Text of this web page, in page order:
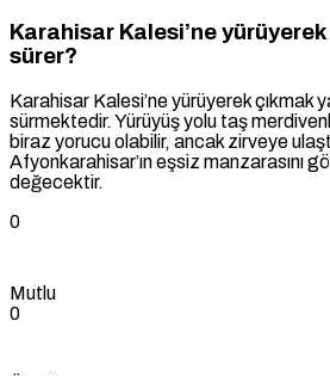
Karahisar Kalesi’ne
sürer?
Karahisar Kalesi’ne yürüyerek çıkmak
sürmektedir. Yürüyüş yolu taş
biraz yorucu olabilir, ancak zirveye
Afyonkarahisar’ın eşsiz manzarasını
değecektir.
0
Mutlu
0